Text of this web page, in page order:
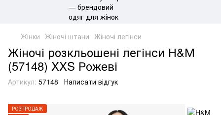
Жінки Жіночі штани Жіночі легінси
Жіночі розкльошені легінси Н&М
(57148) XXS Рожеві
Артикул: 57148 Написати відгук
РОЗПРОДАЖ